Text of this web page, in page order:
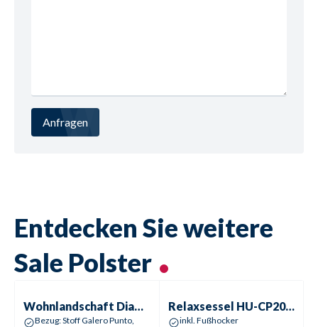
Anfragen
Entdecken Sie weitere
Sale Polster
Sale % -52
Wohnlandschaft Diamant – Denia
Bezug: Stoff Galero Punto,
Sale %
Relaxsessel HU-CP20057 | Cloppenburg 2
inkl. Fußhocker